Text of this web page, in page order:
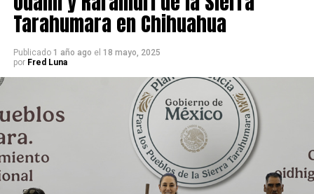
Tarahumara en Chihuahua
Publicado 1 año ago el 18 mayo, 2025
por Fred Luna